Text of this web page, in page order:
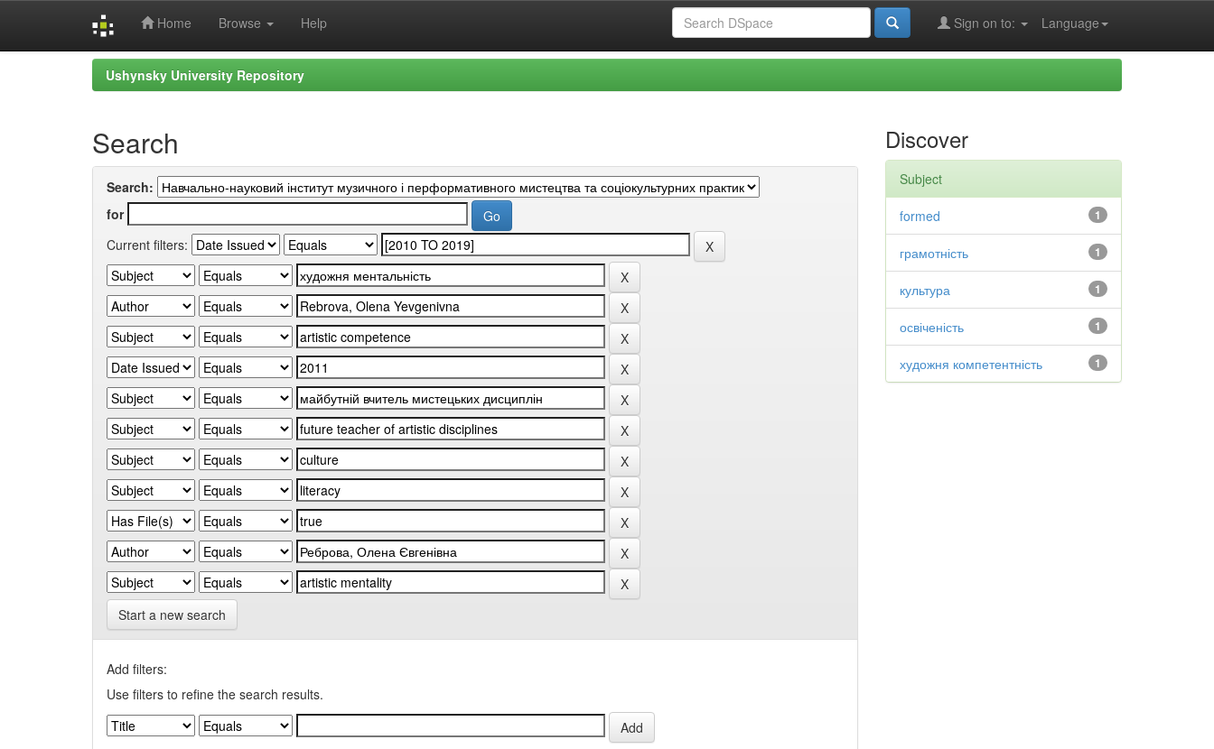
Home Browse Help Language
Sign on to:
Ushynsky University Repository
Search
Search:
for
Current filters:
Start a new search
Add filters:
Use filters to refine the search results.
Discover
Subject
1
formed
1
грамотність
1
культура
1
освіченість
1
художня компетентність